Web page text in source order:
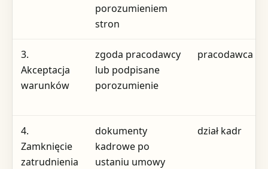
porozumieniem
stron
3.
Akceptacja
warunków
zgoda pracodawcy
lub podpisane
porozumienie
pracodawca
4.
Zamknięcie
zatrudnienia
dokumenty
kadrowe po
ustaniu umowy
dział kadr